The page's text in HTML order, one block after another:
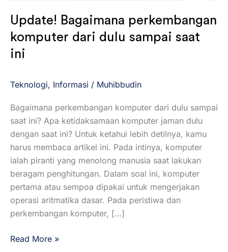
Update! Bagaimana perkembangan
komputer dari dulu sampai saat
ini
Teknologi, Informasi / Muhibbudin
Bagaimana perkembangan komputer dari dulu sampai
saat ini? Apa ketidaksamaan komputer jaman dulu
dengan saat ini? Untuk ketahui lebih detilnya, kamu
harus membaca artikel ini. Pada intinya, komputer
ialah piranti yang menolong manusia saat lakukan
beragam penghitungan. Dalam soal ini, komputer
pertama atau sempoa dipakai untuk mengerjakan
operasi aritmatika dasar. Pada peristiwa dan
perkembangan komputer, […]
Read More »